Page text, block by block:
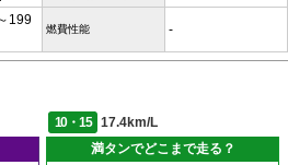
199
燃費性能 -
10・15
17.4km/L
満タンでどこまで走る？